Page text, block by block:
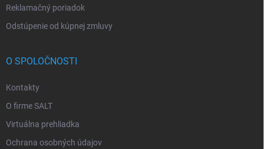
Reklamačný poriadok
Odstúpenie od kúpnej zmluvy
O SPOLOČNOSTI
Kontakty
O firme SALT
Virtuálna prehliadka
Ochrana osobných údajov